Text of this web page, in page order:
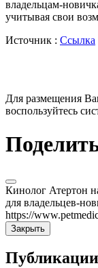
владельцам-
учитывая свои
Источник : Ссылка
Для размещения
воспользуйтесь
Кинолог Атертон
для владельцев-
https://
Закрыть
Публикации